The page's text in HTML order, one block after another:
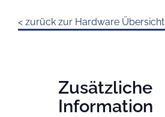
< zurück zur Hardware Übersicht
Zusätzliche
Information